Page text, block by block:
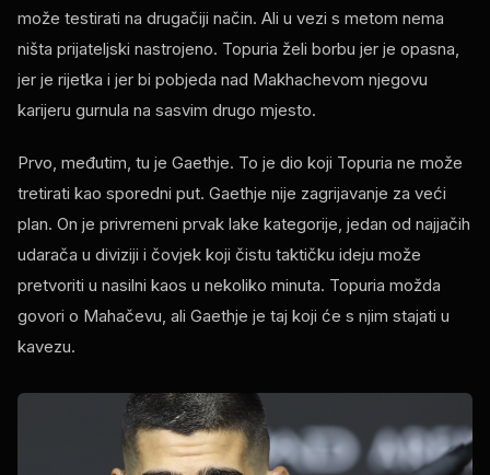
može testirati na drugačiji način. Ali u vezi s metom nema
ništa prijateljski nastrojeno. Topuria želi borbu jer je opasna,
jer je rijetka i jer bi pobjeda nad Makhachevom njegovu
karijeru gurnula na sasvim drugo mjesto.
Prvo, međutim, tu je Gaethje. To je dio koji Topuria ne može
tretirati kao sporedni put. Gaethje nije zagrijavanje za veći
plan. On je privremeni prvak lake kategorije, jedan od najjačih
udarača u diviziji i čovjek koji čistu taktičku ideju može
pretvoriti u nasilni kaos u nekoliko minuta. Topuria možda
govori o Mahačevu, ali Gaethje je taj koji će s njim stajati u
kavezu.